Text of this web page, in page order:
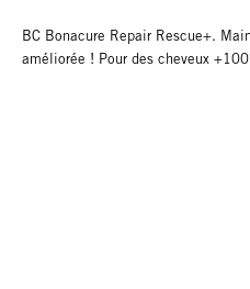
BC Bonacure Repair Rescue+.
améliorée ! Pour des cheveux